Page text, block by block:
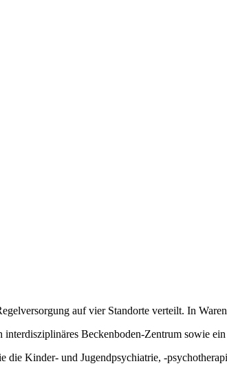
auf vier Standorte verteilt. In
Beckenboden-Zentrum sowie
Kinder- und Jugendpsychiatrie, -